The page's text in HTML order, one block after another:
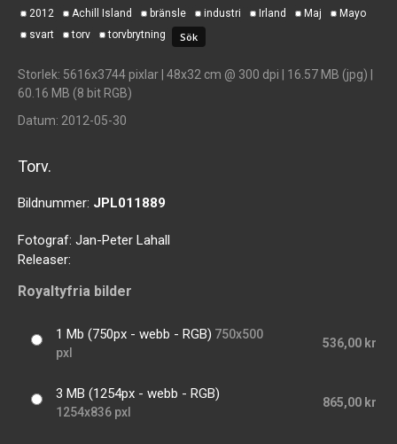
2012 Achill Island bränsle industri Irland Maj
Mayo
svart
torv torvbrytning
Storlek: 5616x3744 pixlar | 48x32 cm @ 300 dpi | 16.57 MB (jpg) |
60.16 MB (8 bit RGB)
Datum: 2012-05-30
Torv.
Bildnummer: JPL011889
Fotograf: Jan-Peter Lahall
Releaser:
Royaltyfria bilder
1 Mb (750px - webb - RGB) 750x500
pxl
536,00 kr
3 MB (1254px - webb - RGB)
1254x836 pxl
865,00 kr